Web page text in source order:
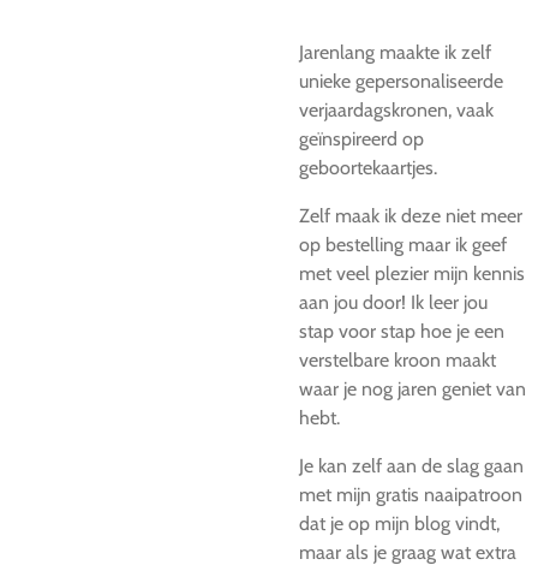
Jarenlang maakte ik zelf
unieke gepersonaliseerde
verjaardagskronen, vaak
geïnspireerd op
geboortekaartjes.
Zelf maak ik deze niet meer
op bestelling maar ik geef
met veel plezier mijn kennis
aan jou door! Ik leer jou
stap voor stap hoe je een
verstelbare kroon maakt
waar je nog jaren geniet van
hebt.
Je kan zelf aan de slag gaan
met mijn gratis naaipatroon
dat je op mijn blog vindt,
maar als je graag wat extra